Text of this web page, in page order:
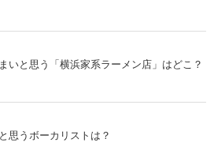
いと思う「横浜家系ラーメン店」はどこ？
思うボーカリストは？